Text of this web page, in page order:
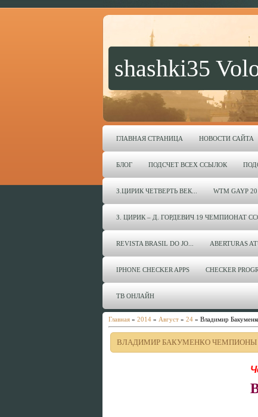
shashki35
ГЛАВНАЯ СТРАНИЦА НОВОСТИ САЙТА
БЛОГ ПОДСЧЕТ ВСЕХ ССЫЛОК
З.ЦИРИК ЧЕТВЕРТЬ ВЕК... WTM GAYP
З. ЦИРИК – Д. ГОРДЕВИЧ 19 ЧЕМПИОНАТ
REVISTA BRASIL DO JO... ABERTURAS
IPHONE CHECKER APPS CHECKER
ТВ ОНЛАЙН
Главная » 2014 » Август » 24 » Владимир
ВЛАДИМИР БАКУМЕНКО ЧЕМПИОНЫ